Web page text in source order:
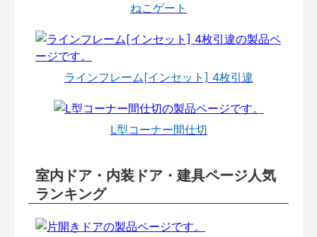
ねこゲート
ラインフレーム[インセット] 4枚引違
L型コーナー間仕切
室内ドア・内装ドア・建具ページ人気
ランキング